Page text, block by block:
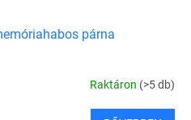
párna
Raktáron (>5 db)